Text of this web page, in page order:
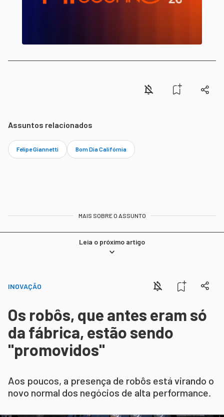
Assuntos relacionados
Felipe Giannetti Bom Dia Califórnia
MAIS SOBRE O ASSUNTO
Leia o próximo artigo
INOVAÇÃO
Os robôs, que antes eram só
da fábrica, estão sendo
"promovidos"
Aos poucos, a presença de robôs está virando o
novo normal dos negócios de alta performance.